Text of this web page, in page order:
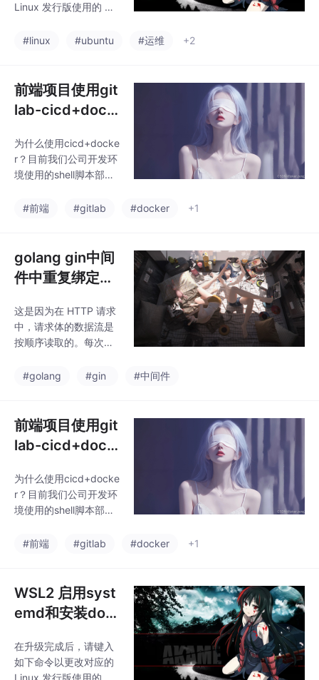
Linux 发行版使用的 W
soin2。我用的是Ubunt
并执行wsl --shutdow
n，重新进入wsl。
#linux #ubuntu #运维 +2
前端项目使用git
lab-cicd+dock
署
为什么使用cicd+docke
r？目前我们公司开发环
境使用的shell脚本部
器，二是要去手动执行
他，费时费力；但是搭
建好了cicd之后只需要
提交合并代码就会完成
介入、使用docker是因
为可以环境互不干扰
（例如node14,node15,
以在一台服务器运行）
#前端 #gitlab #docker +1
golang gin中间
件中重复绑定获
参数，json请求
格式
这是因为在 HTTP 请求
中，请求体的数据流是
按顺序读取的。每次调
ouldBindJSON() 方法
取后，数据流已经被消
耗完毕，所以后续的读
取操作将会返回 “EOF”
题，你可以在第一次调
用 ShouldBind() 或 Sh
ouldBindJSON() 方法
保存下来，并重新设置
#golang #gin #中间件
前端项目使用git
lab-cicd+dock
署
为什么使用cicd+docke
r？目前我们公司开发环
境使用的shell脚本部
器，二是要去手动执行
他，费时费力；但是搭
建好了cicd之后只需要
提交合并代码就会完成
介入、使用docker是因
为可以环境互不干扰
#前端 #gitlab #docker +1
WSL2 启用syst
emd和安装doc
在升级完成后，请键入
如下命令以更改对应的
Linux 发行版使用的 W